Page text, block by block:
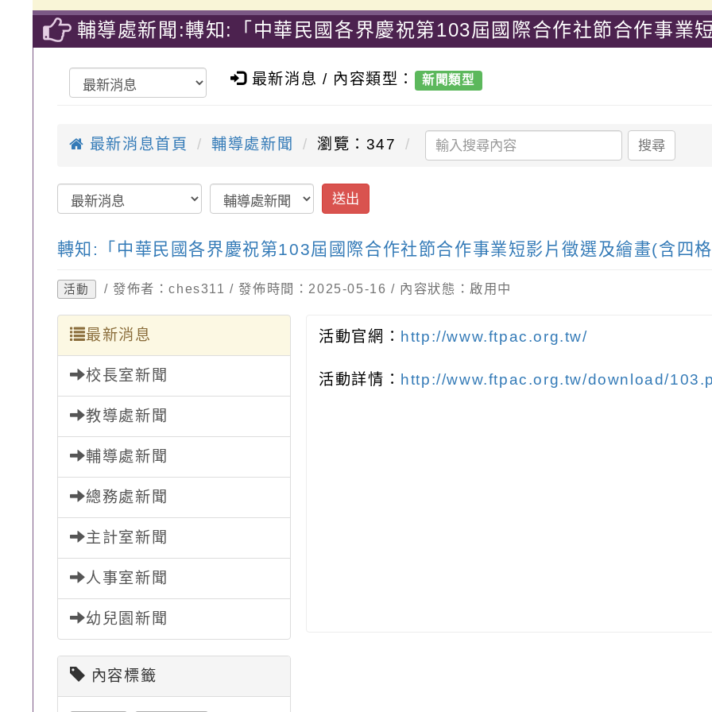
輔導處新聞:轉知:「中華民國各界慶祝第103屆國際合作社節合作事業
最新消息 / 內容類型： 新聞類型
最新消息首頁 輔導處新聞 瀏覽：347 搜尋
送出
轉知:「中華民國各界慶祝第103屆國際合作社節合作事業短影片徵選及繪畫(含四
活動 / 發佈者：ches311 / 發佈時間：2025-05-16 / 內容狀態：啟用中
最新消息
校長室新聞
教導處新聞
輔導處新聞
總務處新聞
主計室新聞
人事室新聞
幼兒園新聞
內容標籤
活動官網： http://www.ftpac.org.tw/
活動詳情： http://www.ftpac.org.tw/download/